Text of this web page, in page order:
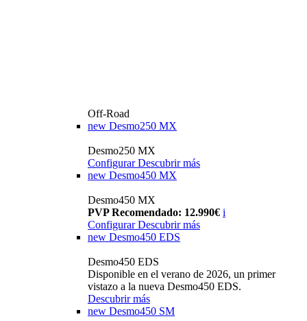
Off-Road
new Desmo250 MX
Desmo250 MX
Configurar Descubrir más
new Desmo450 MX
Desmo450 MX
PVP Recomendado: 12.990€ i
Configurar Descubrir más
new Desmo450 EDS
Desmo450 EDS
Disponible en el verano de 2026, un primer
vistazo a la nueva Desmo450 EDS.
Descubrir más
new Desmo450 SM